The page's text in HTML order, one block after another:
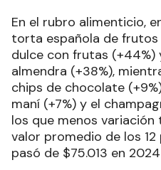
En el rubro alimenticio,
torta española de frutos
dulce con frutas
almendra (+38%),
chips de chocolate
maní (+7%) y el
los que menos variación
valor promedio de los
pasó de $75.013 en